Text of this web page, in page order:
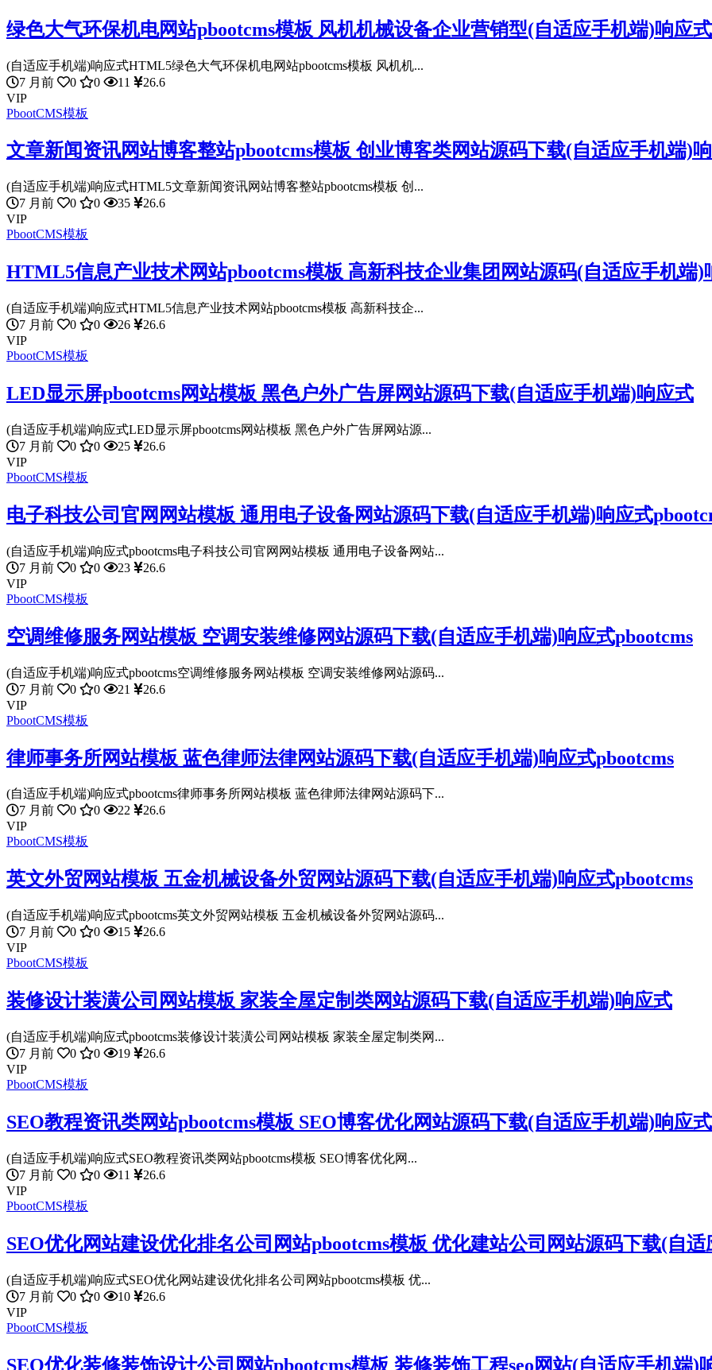
绿色大气环保机电网站pbootcms模板 风机机械设备企业营销型(自适应手机端)响应
(自适应手机端)响应式HTML5绿色大气环保机电网站pbootcms模板 风机机...
7 月前
0 0 11
26.6
VIP
PbootCMS模板
文章新闻资讯网站博客整站pbootcms模板 创业博客类网站源码下载(自适应手机端)
(自适应手机端)响应式HTML5文章新闻资讯网站博客整站pbootcms模板 创...
7 月前
0 0 35
26.6
VIP
PbootCMS模板
HTML5信息产业技术网站pbootcms模板 高新科技企业集团网站源码(自适应手机端)
(自适应手机端)响应式HTML5信息产业技术网站pbootcms模板 高新科技企...
7 月前
0 0 26
26.6
VIP
PbootCMS模板
LED显示屏pbootcms网站模板 黑色户外广告屏网站源码下载(自适应手机端)响应式
(自适应手机端)响应式LED显示屏pbootcms网站模板 黑色户外广告屏网站源...
7 月前
0 0 25
26.6
VIP
PbootCMS模板
电子科技公司官网网站模板 通用电子设备网站源码下载(自适应手机端)响应式
(自适应手机端)响应式pbootcms电子科技公司官网网站模板 通用电子设备网站...
7 月前
0 0 23
26.6
VIP
PbootCMS模板
空调维修服务网站模板 空调安装维修网站源码下载(自适应手机端)响应式pbootcms
(自适应手机端)响应式pbootcms空调维修服务网站模板 空调安装维修网站源码...
7 月前
0 0 21
26.6
VIP
PbootCMS模板
律师事务所网站模板 蓝色律师法律网站源码下载(自适应手机端)响应式pbootcms
(自适应手机端)响应式pbootcms律师事务所网站模板 蓝色律师法律网站源码下...
7 月前
0 0 22
26.6
VIP
PbootCMS模板
英文外贸网站模板 五金机械设备外贸网站源码下载(自适应手机端)响应式pbootcms
(自适应手机端)响应式pbootcms英文外贸网站模板 五金机械设备外贸网站源码...
7 月前
0 0 15
26.6
VIP
PbootCMS模板
装修设计装潢公司网站模板 家装全屋定制类网站源码下载(自适应手机端)响应式
(自适应手机端)响应式pbootcms装修设计装潢公司网站模板 家装全屋定制类网...
7 月前
0 0 19
26.6
VIP
PbootCMS模板
SEO教程资讯类网站pbootcms模板 SEO博客优化网站源码下载(自适应手机端)响应式
(自适应手机端)响应式SEO教程资讯类网站pbootcms模板 SEO博客优化网...
7 月前
0 0 11
26.6
VIP
PbootCMS模板
SEO优化网站建设优化排名公司网站pbootcms模板 优化建站公司网站源码下载(自
(自适应手机端)响应式SEO优化网站建设优化排名公司网站pbootcms模板 优...
7 月前
0 0 10
26.6
VIP
PbootCMS模板
SEO优化装修装饰设计公司网站pbootcms模板 装修装饰工程seo网站(自适应手机端)